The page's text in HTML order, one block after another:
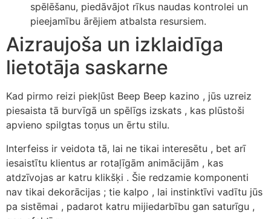
spēlēšanu, piedāvājot rīkus naudas kontrolei un
pieejamību ārējiem atbalsta resursiem.
Aizraujoša un izklaidīga
lietotāja saskarne
Kad pirmo reizi piekļūst Beep Beep kazino , jūs uzreiz
piesaista tā burvīgā un spēlīgs izskats , kas plūstoši
apvieno spilgtas toņus un ērtu stilu.
Interfeiss ir veidota tā, lai ne tikai interesētu , bet arī
iesaistītu klientus ar rotaļīgām animācijām , kas
atdzīvojas ar katru klikšķi . Šie redzamie komponenti
nav tikai dekorācijas ; tie kalpo , lai instinktīvi vadītu jūs
pa sistēmai , padarot katru mijiedarbību gan saturīgu ,